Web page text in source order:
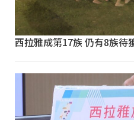
西拉雅成第17族 仍有8族待